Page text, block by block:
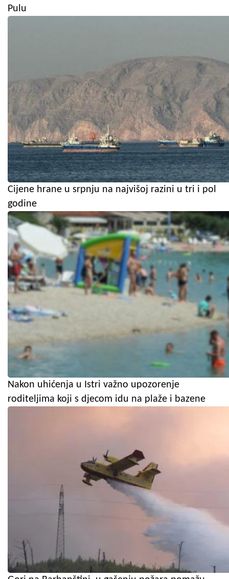
Pulu
Cijene hrane u srpnju na najvišoj razini u tri i pol
godine
Nakon uhićenja u Istri važno upozorenje
roditeljima koji s djecom idu na plaže i bazene